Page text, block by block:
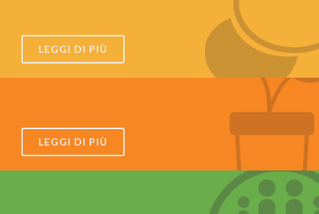
LEGGI DI PIÙ
LEGGI DI PIÙ